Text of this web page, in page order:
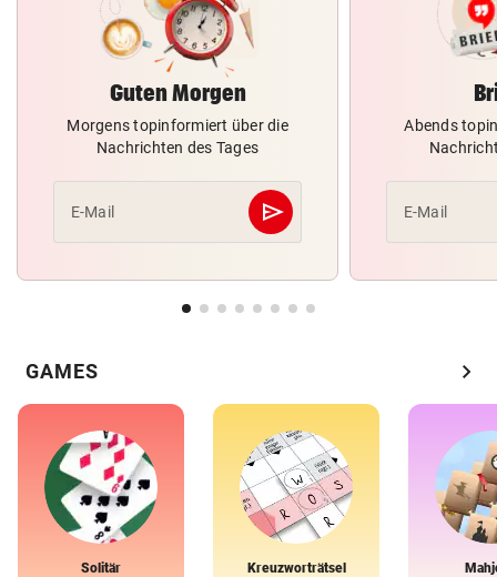
Guten Morgen
Morgens topinformiert über die
Nachrichten des Tages
E-Mail send
Abschicken
Abends
E-Mail
GAMES chevron_right
Solitär Kreuzworträtsel